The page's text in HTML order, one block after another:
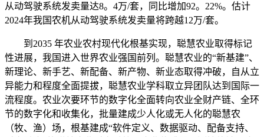
从动驾驶系统发卖量达8。4万/套，同比增加92。22%。估计
2024年我国农机从动驾驶系统发卖量将跨越12万/套。
到2035 年农业农村现代化根基实现，聪慧农业取得标记
性进展，我国进入世界农业强国前列。聪慧农业的“新基建”、
新理论、新手艺、新配备、新产物、新业态取得冲破，自从立
异能力和程度全面提拔，聪慧农业学科取立异团队达到国际一
流程度。农业次要环节的数字化全面转向农业全财产链、全环
节的数字化和收集化，批量建成少人化或无人化的聪慧农
（牧、渔）场，根基建成“软件定义、数据驱动、配备支持、